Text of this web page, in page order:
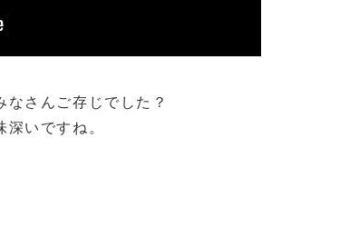
さんご存じでした？
いですね。